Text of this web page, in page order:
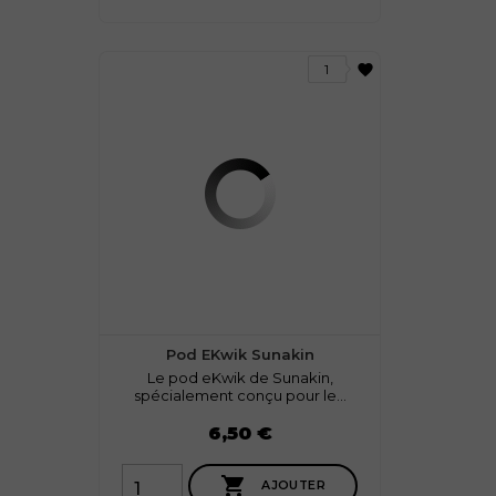
favorite
1
Pod EKwik Sunakin
Le pod eKwik de Sunakin,
spécialement conçu pour le...
6,50 €
 AJOUTER